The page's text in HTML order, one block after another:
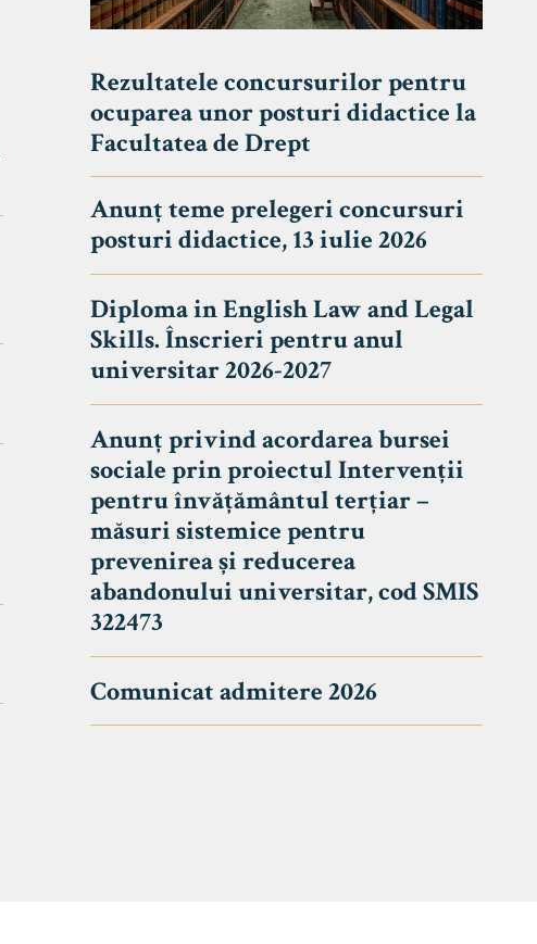
Rezultatele concursurilor pentru
ocuparea unor posturi didactice la
Facultatea de Drept
Anunț teme prelegeri concursuri
posturi didactice, 13 iulie 2026
Diploma in English Law and Legal
Skills. Înscrieri pentru anul
universitar 2026-2027
Anunț privind acordarea bursei
sociale prin proiectul Intervenții
pentru învățământul terțiar –
măsuri sistemice pentru
prevenirea și reducerea
abandonului universitar, cod SMIS
322473
Comunicat admitere 2026